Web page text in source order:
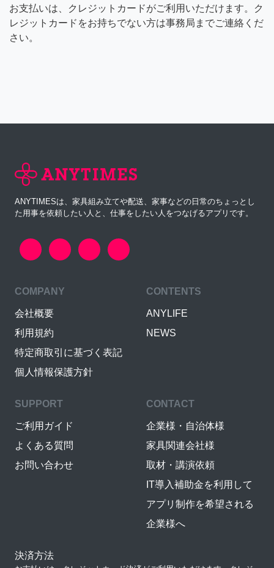
お支払いは、クレジットカードがご利用いただけます。ク
レジットカードをお持ちでない方は事務局までご連絡くだ
さい。
ANYTIMESは、家具組み立てや配送、家事などの日常のちょっとし
た用事を依頼したい人と、仕事をしたい人をつなげるアプリです。
COMPANY
会社概要
利用規約
特定商取引に基づく表記
個人情報保護方針
CONTENTS
ANYLIFE
NEWS
SUPPORT
ご利用ガイド
よくある質問
お問い合わせ
CONTACT
企業様・自治体様
家具関連会社様
取材・講演依頼
IT導入補助金を利用して
アプリ制作を希望される
企業様へ
決済方法